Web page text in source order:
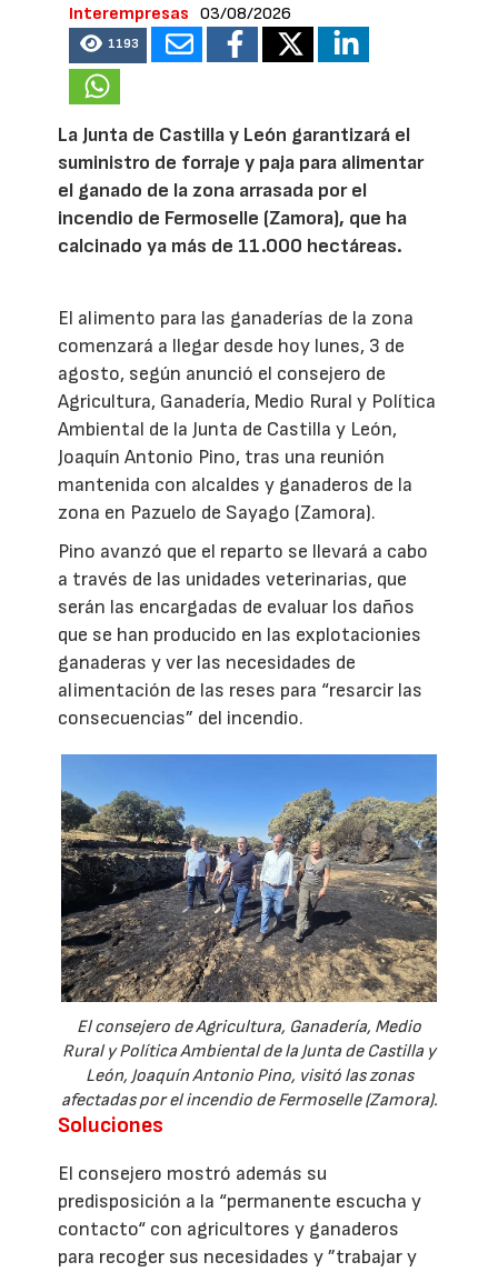
Interempresas
03/08/2026
1193
La Junta de Castilla y León garantizará el
suministro de forraje y paja para alimentar
el ganado de la zona arrasada por el
incendio de Fermoselle (Zamora), que ha
calcinado ya más de 11.000 hectáreas.
El alimento para las ganaderías de la zona
comenzará a llegar desde hoy lunes, 3 de
agosto, según anunció el consejero de
Agricultura, Ganadería, Medio Rural y Política
Ambiental de la Junta de Castilla y León,
Joaquín Antonio Pino, tras una reunión
mantenida con alcaldes y ganaderos de la
zona en Pazuelo de Sayago (Zamora).
Pino avanzó que el reparto se llevará a cabo
a través de las unidades veterinarias, que
serán las encargadas de evaluar los daños
que se han producido en las explotacionies
ganaderas y ver las necesidades de
alimentación de las reses para “resarcir las
consecuencias” del incendio.
El consejero de Agricultura, Ganadería, Medio
Rural y Política Ambiental de la Junta de Castilla y
León, Joaquín Antonio Pino, visitó las zonas
afectadas por el incendio de Fermoselle (Zamora).
Soluciones
El consejero mostró además su
predisposición a la “permanente escucha y
contacto“ con agricultores y ganaderos
para recoger sus necesidades y ”trabajar y